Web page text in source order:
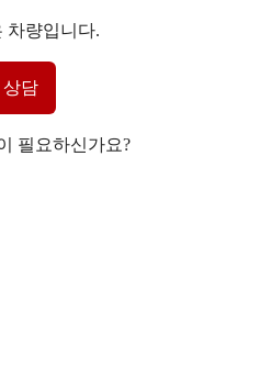
차량입니다.
상담
필요하신가요?